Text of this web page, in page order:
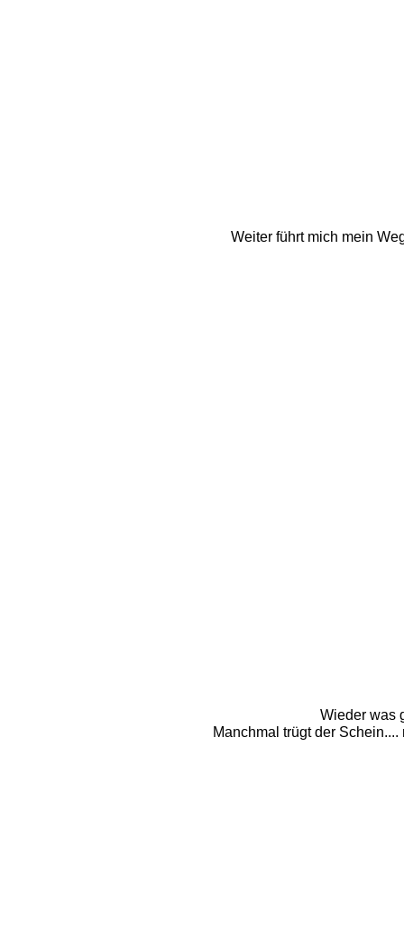
Weiter führt mich mein
Wieder was
Manchmal trügt der